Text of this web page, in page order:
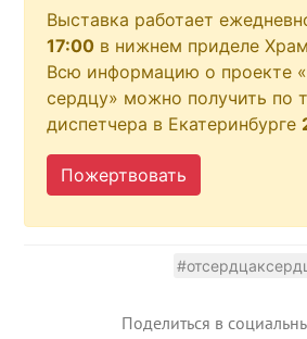
Выставка работает
17:00 в нижнем приделе
Всю информацию о проекте
сердцу» можно получить по
диспетчера в Екатеринбурге
Пожертвовать
Поделиться в